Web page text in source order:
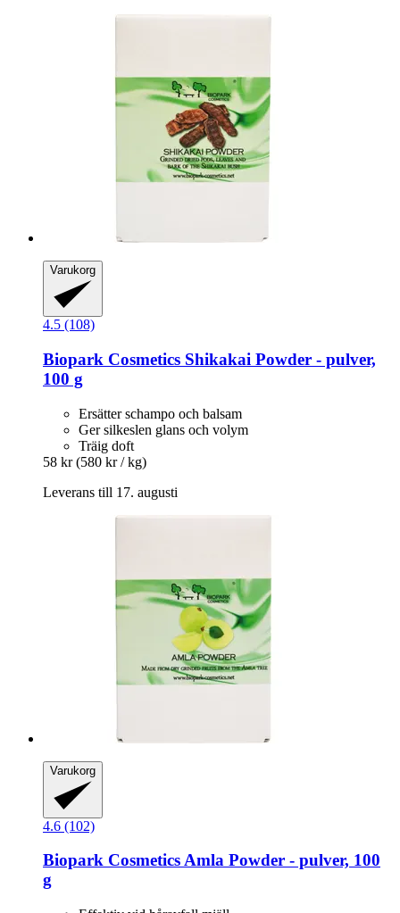
Varukorg
4.5 (108)
Biopark Cosmetics Shikakai Powder -​ pulver,
100 g
Ersätter schampo och balsam
Ger silkeslen glans och volym
Träig doft
58 kr (580 kr / kg)
Leverans till 17. augusti
Varukorg
4.6 (102)
Biopark CosmeticsAmla Powder -​ pulver, 100
g